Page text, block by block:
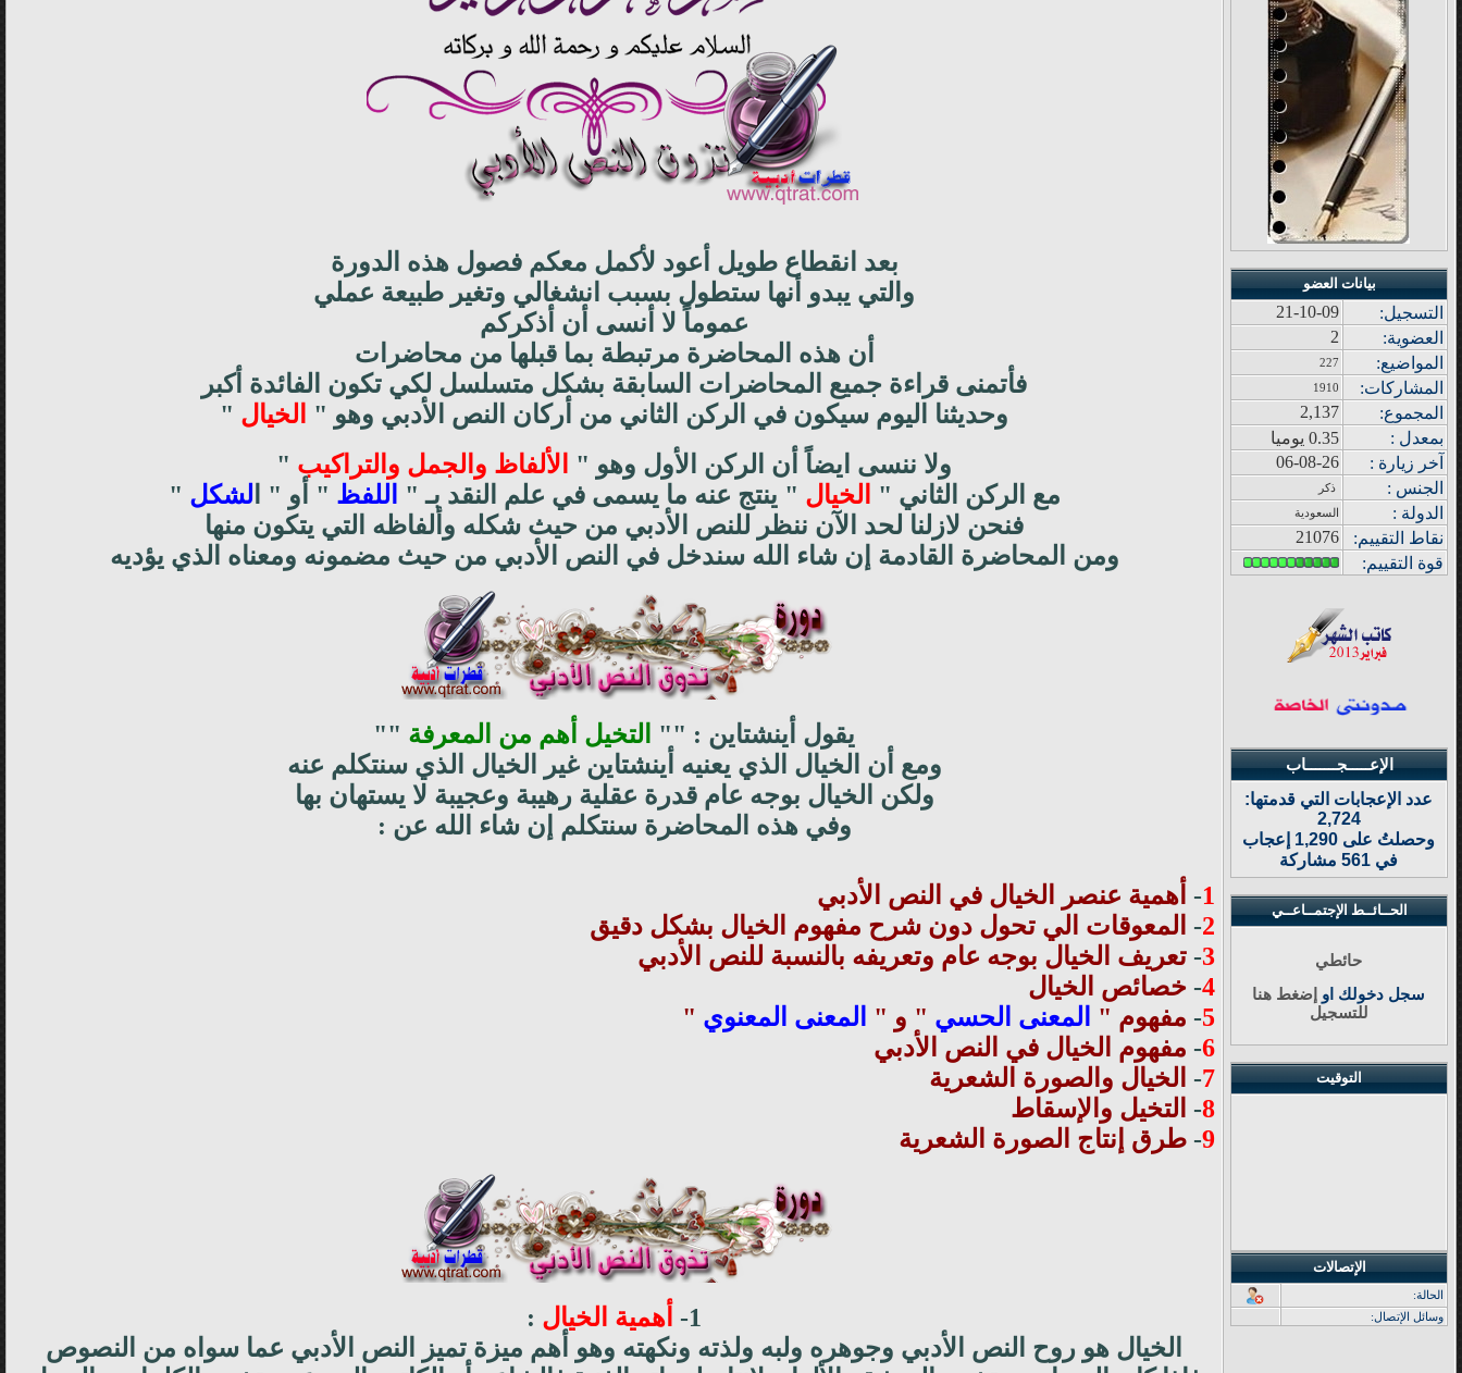
بيانات العضو
التسجيل:
21-10-09
العضوية:
2
المواضيع:
227
المشاركات:
1910
المجموع:
2,137
بمعدل :
0.35 يوميا
خر زيار ة :
06-08-26
الجنس :
ذكر
الدولة : السعودية
نقاط التقييم:
21076
قوة التقييم:
الإعـــــجـــــــاب
عدد الإعجابات التي قدمتها:
2,724
وحصلتُ على 1,290 إعجاب
في 561 مشاركة
الحــائــط الإجتمــاعــي
حائطي
سجل دخولك او إضغط هنا
للتسجيل
التوقيت
الإتصالات
الحالة:
وسائل الإتصال:
بعد انقطاع طويل أعود لأكمل معكم فصول هذه الدورة
والتي يبدو أنها ستطول بسبب انشغالي وتغير طبيعة عملي
عموماً لا أنسى أن أذكركم
أن هذه المحاضرة مرتبطة بما قبلها من محاضرات
فأتمنى قراءة جميع المحاضرات السابقة بشكل متسلسل لكي تكون الفائدة أكبر
وحديثنا اليوم سيكون في الركن الثاني من أركان النص الأدبي وهو "
الخيال "
ولا ننسى ايضاً أن الركن الأول وهو "
الألفاظ والجمل والتراكيب "
مع الركن الثاني "
الخيال " ينتج عنه ما يسمى في علم النقد بـ " اللفظ " أو " ا لشكل "
فنحن لازلنا لحد الآن ننظر للنص الأدبي من حيث شكله وألفاظه التي يتكون منها
ومن المحاضرة القادمة إن شاء الله سندخل في النص الأدبي من حيث مضمونه ومعناه الذي يؤديه
يقول أينشتاين : "" التخيل أهم من المعرفة ""
ومع أن الخيال الذي يعنيه أينشتاين غير الخيال الذي سنتكلم عنه
ولكن الخيال بوجه عام قدرة عقلية رهيبة وعجيبة لا يستهان بها
وفي هذه المحاضرة سنتكلم إن شاء الله عن :
1
- أهمية عنصر الخيال في النص الأدبي
2
- المعوقات الي تحول دون شرح مفهوم الخيال بشكل دقيق
3
- تعريف الخيال بوجه عام وتعريفه بالنسبة للنص الأدبي
4
- خصائص الخيال
5
- مفهوم " المعنى الحسي " و " المعنى المعنوي "
6
- مفهوم الخيال في النص الأدبي
7
- الخيال والصورة الشعرية
8
- التخيل والإسقاط
9
- طرق إنتاج الصورة الشعرية
1- أهمية الخيال :
الخيال هو روح النص الأدبي وجوهره ولبه ولذته ونكهته وهو أهم ميزة تميز النص الأدبي عما سواه من النصوص